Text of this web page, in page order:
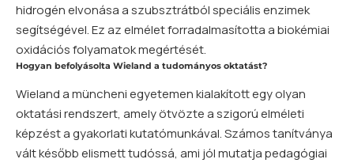
hidrogén elvonása a szubsztrátból speciális enzimek
segítségével. Ez az elmélet forradalmasította a biokémiai
oxidációs folyamatok megértését.
Hogyan befolyásolta Wieland a tudományos oktatást?
Wieland a müncheni egyetemen kialakított egy olyan
oktatási rendszert, amely ötvözte a szigorú elméleti
képzést a gyakorlati kutatómunkával. Számos tanítványa
vált később elismett tudóssá, ami jól mutatja pedagógiai